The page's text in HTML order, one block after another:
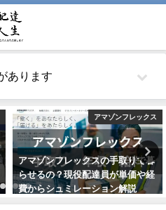
あります
アマゾンフレックス
アマゾンフレックスの手取りで暮
らせるの？現役配達員が単価や経
費からシュミレーション解説